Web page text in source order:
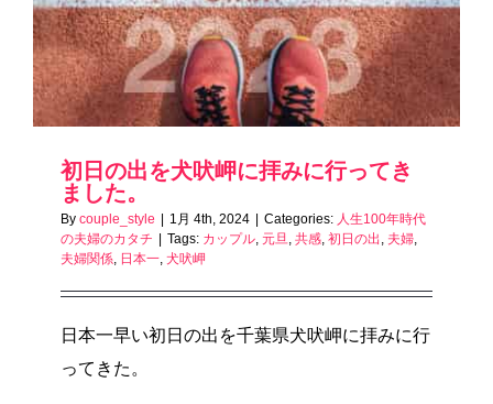
初日の出を犬吠岬に拝みに行ってき
ました。
By couple_style 1月 4th, 2024 Categories: 人生100年時代
の夫婦のカタチ
Tags: カップル, 元旦, 共感, 初日の出 , 夫婦,
夫婦関係, 日本一, 犬吠岬
日本一早い初日の出を千葉県犬吠岬に拝みに行
ってきた。